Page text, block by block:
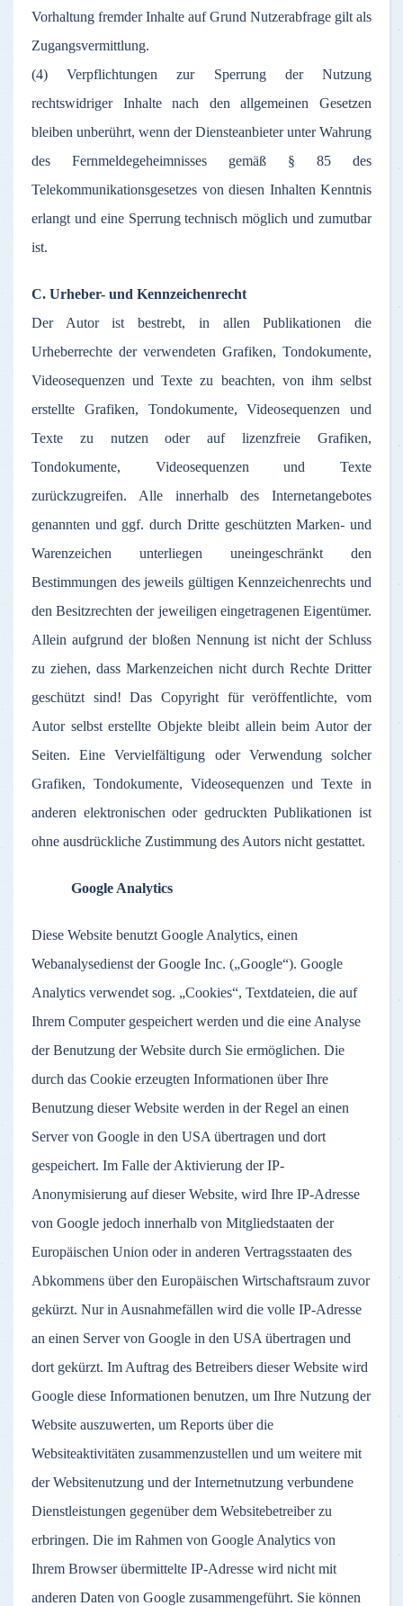
Vorhaltung fremder Inhalte auf Grund Nutzerabfrage gilt als
Zugangsvermittlung.
(4) Verpflichtungen zur Sperrung der Nutzung
rechtswidriger Inhalte nach den allgemeinen Gesetzen
bleiben unberührt, wenn der Diensteanbieter unter Wahrung
des Fernmeldegeheimnisses gemäß § 85 des
Telekommunikationsgesetzes von diesen Inhalten Kenntnis
erlangt und eine Sperrung technisch möglich und zumutbar
ist.
C. Urheber- und Kennzeichenrecht
Der Autor ist bestrebt, in allen Publikationen die
Urheberrechte der verwendeten Grafiken, Tondokumente,
Videosequenzen und Texte zu beachten, von ihm selbst
erstellte Grafiken, Tondokumente, Videosequenzen und
Texte zu nutzen oder auf lizenzfreie Grafiken,
Tondokumente, Videosequenzen und Texte
zurückzugreifen. Alle innerhalb des Internetangebotes
genannten und ggf. durch Dritte geschützten Marken- und
Warenzeichen unterliegen uneingeschränkt den
Bestimmungen des jeweils gültigen Kennzeichenrechts und
den Besitzrechten der jeweiligen eingetragenen Eigentümer.
Allein aufgrund der bloßen Nennung ist nicht der Schluss
zu ziehen, dass Markenzeichen nicht durch Rechte Dritter
geschützt sind! Das Copyright für veröffentlichte, vom
Autor selbst erstellte Objekte bleibt allein beim Autor der
Seiten. Eine Vervielfältigung oder Verwendung solcher
Grafiken, Tondokumente, Videosequenzen und Texte in
anderen elektronischen oder gedruckten Publikationen ist
ohne ausdrückliche Zustimmung des Autors nicht gestattet.
Google Analytics
Diese Website benutzt Google Analytics, einen
Webanalysedienst der Google Inc. („Google“). Google
Analytics verwendet sog. „Cookies“, Textdateien, die auf
Ihrem Computer gespeichert werden und die eine Analyse
der Benutzung der Website durch Sie ermöglichen. Die
durch das Cookie erzeugten Informationen über Ihre
Benutzung dieser Website werden in der Regel an einen
Server von Google in den USA übertragen und dort
gespeichert. Im Falle der Aktivierung der IP-
Anonymisierung auf dieser Website, wird Ihre IP-Adresse
von Google jedoch innerhalb von Mitgliedstaaten der
Europäischen Union oder in anderen Vertragsstaaten des
Abkommens über den Europäischen Wirtschaftsraum zuvor
gekürzt. Nur in Ausnahmefällen wird die volle IP-Adresse
an einen Server von Google in den USA übertragen und
dort gekürzt. Im Auftrag des Betreibers dieser Website wird
Google diese Informationen benutzen, um Ihre Nutzung der
Website auszuwerten, um Reports über die
Websiteaktivitäten zusammenzustellen und um weitere mit
der Websitenutzung und der Internetnutzung verbundene
Dienstleistungen gegenüber dem Websitebetreiber zu
erbringen. Die im Rahmen von Google Analytics von
Ihrem Browser übermittelte IP-Adresse wird nicht mit
anderen Daten von Google zusammengeführt. Sie können